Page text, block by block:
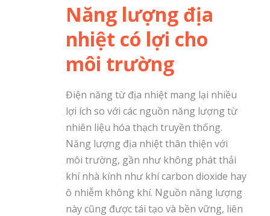
Năng lượng địa
nhiệt có lợi cho
môi trường
Điện năng từ địa nhiệt mang lại nhiều
lợi ích so với các nguồn năng lượng từ
nhiên liệu hóa thạch truyền thống.
Năng lượng địa nhiệt thân thiện với
môi trường, gần như không phát thải
khí nhà kính như khí carbon dioxide hay
ô nhiễm không khí. Nguồn năng lượng
này cũng được tái tạo và bền vững, liên